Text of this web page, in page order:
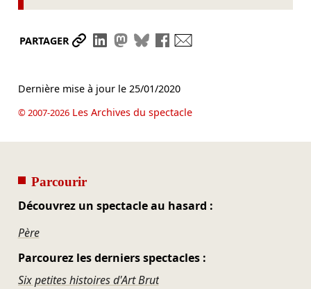
PARTAGER Partager le lien
Partager sur LinkedIn
Partager sur Mastodon
Partager sur Bluesky
Partager sur Facebook
Dernière mise à jour le 25/01/2020
© 2007-2026Les Archives du spectacle
Parcourir
Découvrez un spectacle au hasard :
Père
Parcourez les derniers spectacles :
Six petites histoires d'Art Brut